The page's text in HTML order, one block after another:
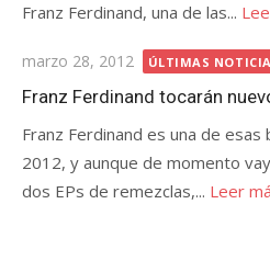
Franz Ferdinand, una de las...
Publicada
el
marzo 28, 2012 ÚLTIMAS
Franz Ferdinand tocarán
Franz Ferdinand es una de
2012, y aunque de momento
dos EPs de remezclas,... Leer